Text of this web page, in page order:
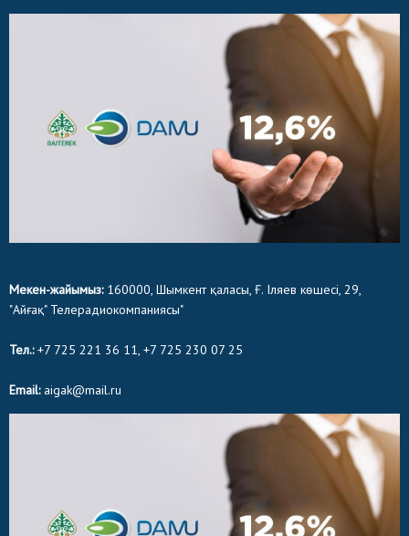
Мекен-жайымыз:160000, Шымкент қаласы, Ғ. Іляев көшесі, 29,
"Айғақ" Телерадиокомпаниясы"
Тел.:+7 725 221 36 11, +7 725 230 07 25
Email:aigak@mail.ru